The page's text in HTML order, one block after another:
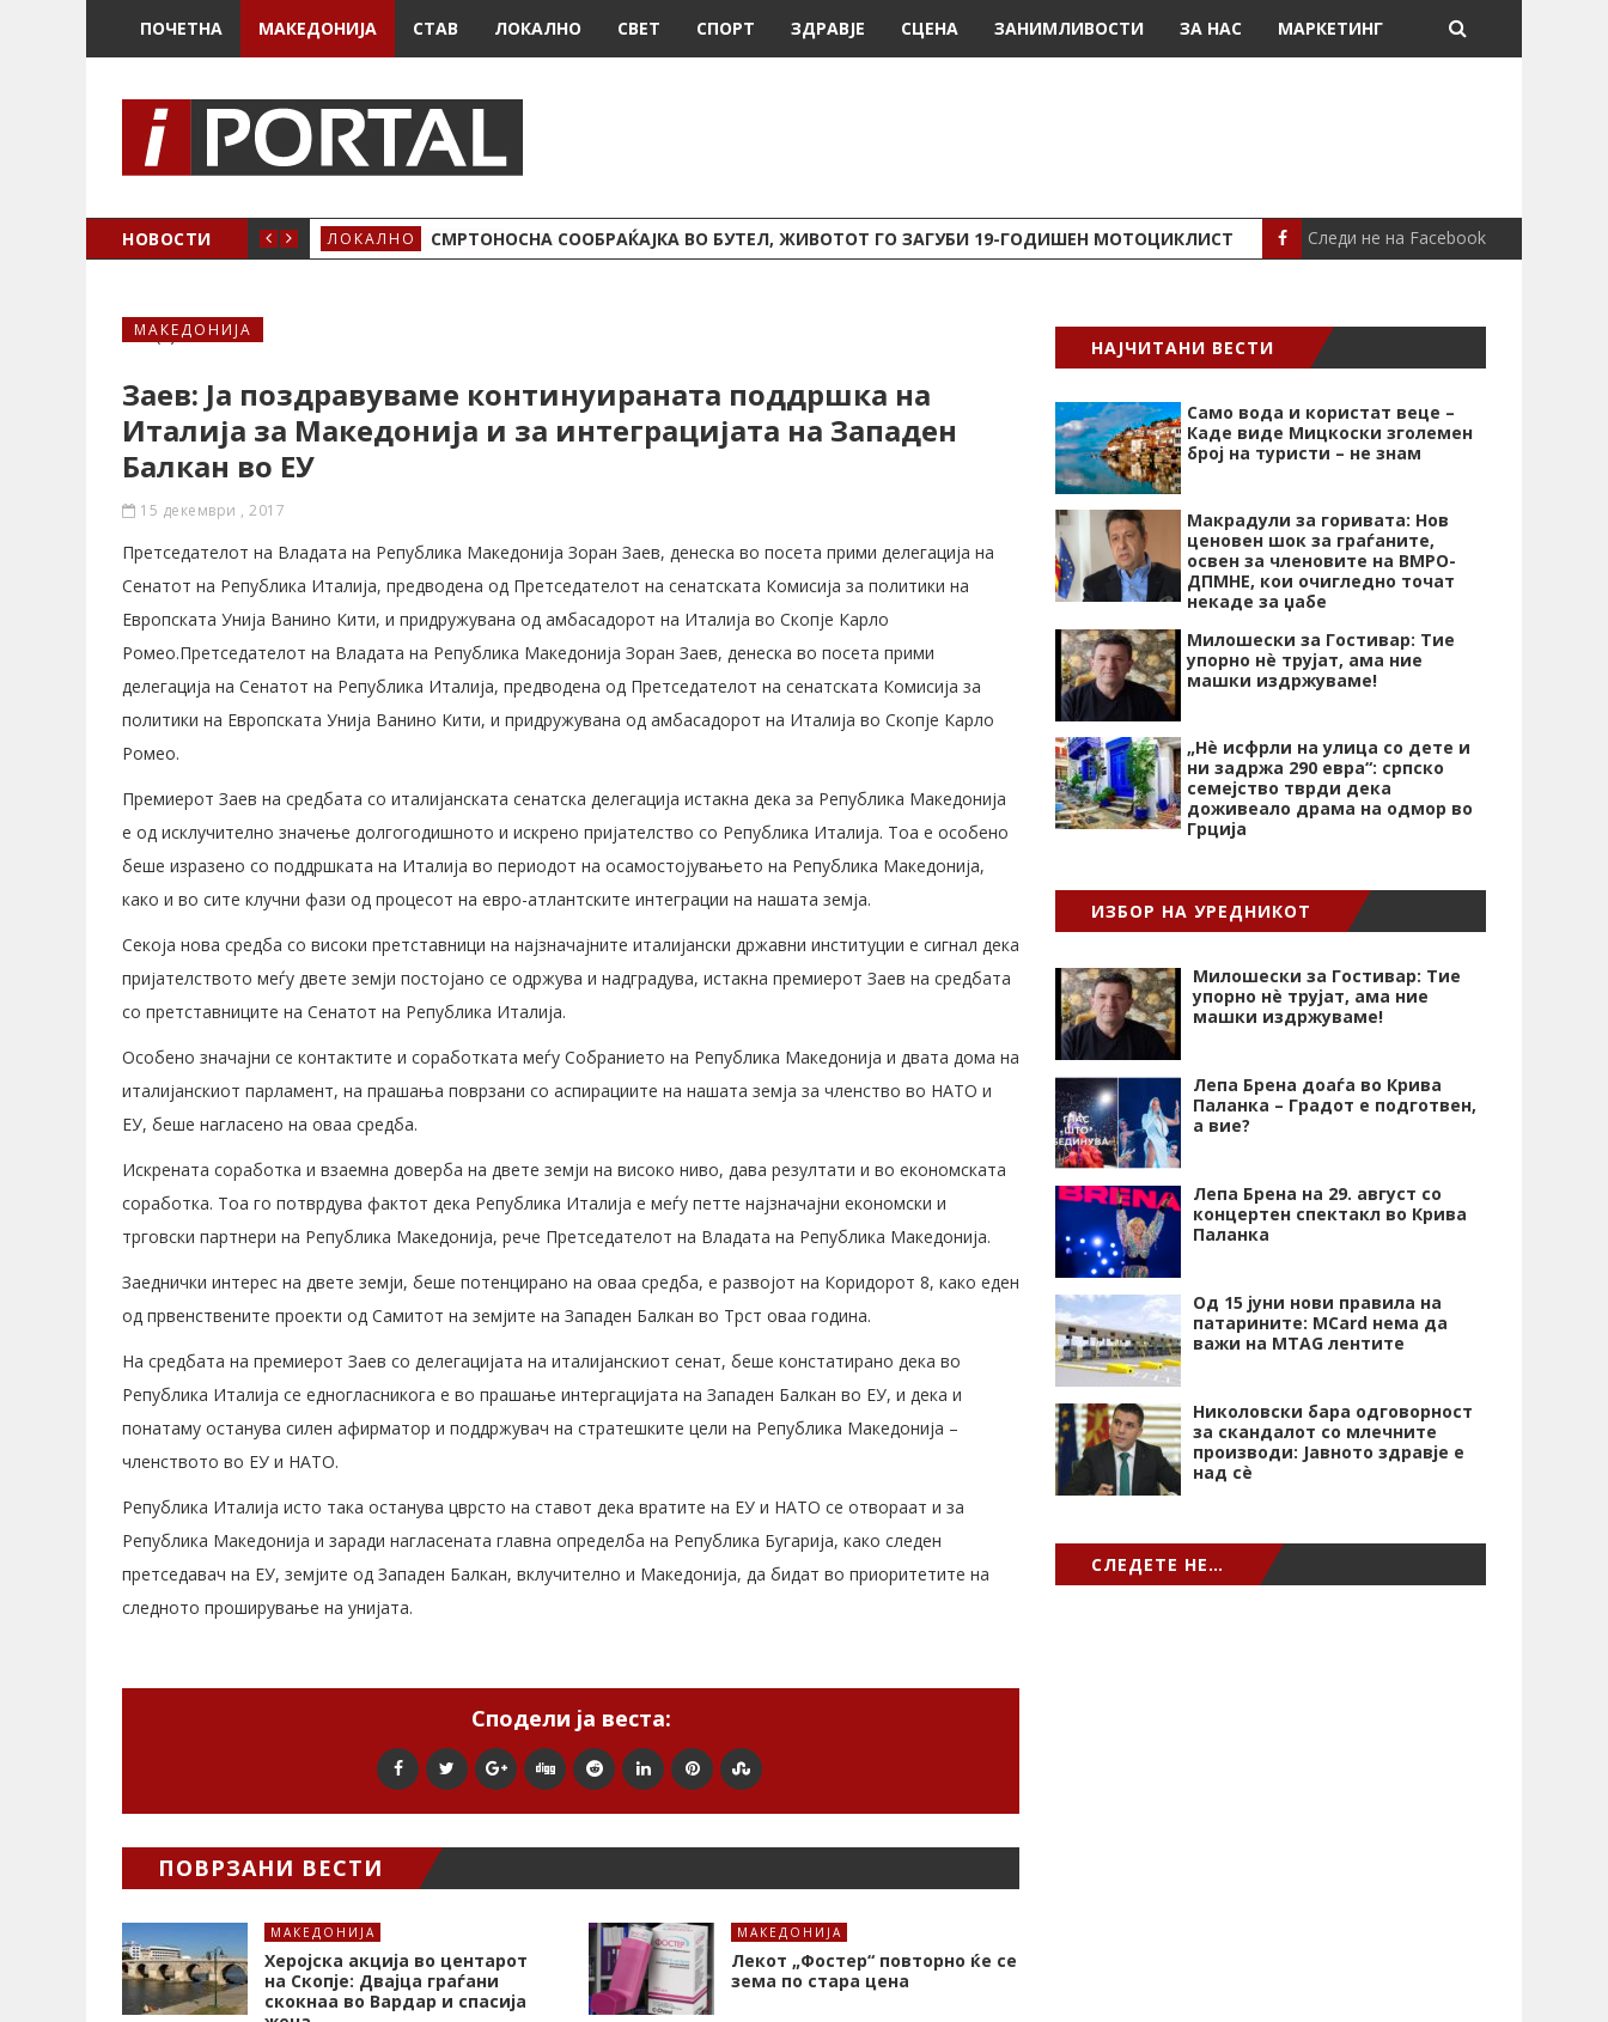
ПОЧЕТНА МАКЕДОНИЈА СТАВ ЛОКАЛНО СВЕТ СПОРТ ЗДРАВЈЕ СЦЕНА ЗАНИМЛИВОСТИ ЗА НАС МАРКЕТИНГ
НОВОСТИ ЛОКАЛНО СМРТОНОСНА СООБРАЌАЈКА ВО БУТЕЛ, ЖИВОТОТ ГО ЗАГУБИ 19-ГОДИШЕН МОТОЦИКЛИСТ СЦЕНА СЕВЕРИНА ВО
Следи не на Facebook
МАКЕДОНИЈА
Заев: Jа поздравуваме континуираната поддршка на
Италија за Македонија и за интеграцијата на Западен
Балкан во ЕУ
15 декември , 2017
Претседателот на Владата на Република Македонија Зоран Заев, денеска во посета прими делегација на
Сенатот на Република Италија, предводена од Претседателот на сенатската Комисија за политики на
Европската Унија Ванино Кити, и придружувана од амбасадорот на Италија во Скопје Карло
Ромео.Претседателот на Владата на Република Македонија Зоран Заев, денеска во посета прими
делегација на Сенатот на Република Италија, предводена од Претседателот на сенатската Комисија за
политики на Европската Унија Ванино Кити, и придружувана од амбасадорот на Италија во Скопје Карло
Ромео.
Премиерот Заев на средбата со италијанската сенатска делегација истакна дека за Република Македонија
е од исклучително значење долгогодишното и искрено пријателство со Република Италија. Тоа е особено
беше изразено со поддршката на Италија во периодот на осамостојувањето на Република Македонија,
како и во сите клучни фази од процесот на евро-атлантските интеграции на нашата земја.
Секоја нова средба со високи претставници на најзначајните италијански државни институции е сигнал дека
пријателството меѓу двете земји постојано се одржува и надградува, истакна премиерот Заев на средбата
со претставниците на Сенатот на Република Италија.
Особено значајни се контактите и соработката меѓу Собранието на Република Македонија и двата дома на
италијанскиот парламент, на прашања поврзани со аспирациите на нашата земја за членство во НАТО и
ЕУ, беше нагласено на оваа средба.
Искрената соработка и взаемна доверба на двете земји на високо ниво, дава резултати и во економската
соработка. Тоа го потврдува фактот дека Република Италија е меѓу петте најзначајни економски и
трговски партнери на Република Македонија, рече Претседателот на Владата на Република Македонија.
Заеднички интерес на двете земји, беше потенцирано на оваа средба, е развојот на Коридорот 8, како еден
од првенствените проекти од Самитот на земјите на Западен Балкан во Трст оваа година.
На средбата на премиерот Заев со делегацијата на италијанскиот сенат, беше констатирано дека во
Република Италија се едногласникога е во прашање интергацијата на Западен Балкан во ЕУ, и дека и
понатаму останува силен афирматор и поддржувач на стратешките цели на Република Македонија –
членството во ЕУ и НАТО.
Република Италија исто така останува цврсто на ставот дека вратите на ЕУ и НАТО се отвораат и за
Република Македонија и заради нагласената главна определба на Република Бугарија, како следен
претседавач на ЕУ, земјите од Западен Балкан, вклучително и Македонија, да бидат во приоритетите на
следното проширување на унијата.
Сподели ја веста:
ПОВРЗАНИ ВЕСТИ
МАКЕДОНИЈА
Херојска акција во центарот
на Скопје: Двајца граѓани
скокнаа во Вардар и спасија
МАКЕДОНИЈА
Лекот „Фостер“ повторно ќе се
зема по стара цена
НАЈЧИТАНИ ВЕСТИ
Само вода и користат веце –
Каде виде Мицкоски зголемен
број на туристи – не знам
Макрадули за горивата: Нов
ценовен шок за граѓаните,
освен за членовите на ВМРО-
ДПМНЕ, кои очигледно точат
некаде за џабе
Милошески за Гостивар: Тие
упорно нѐ трујат, ама ние
машки издржуваме!
„Нѐ исфрли на улица со дете и
ни задржа 290 евра“: српско
семејство тврди дека
доживеало драма на одмор во
Грција
ИЗБОР НА УРЕДНИКОТ
Милошески за Гостивар: Тие
упорно нѐ трујат, ама ние
машки издржуваме!
Лепа Брена доаѓа во Крива
Паланка – Градот е подготвен,
а вие?
Лепа Брена на 29. август со
концертен спектакл во Крива
Паланка
Од 15 јуни нови правила на
патарините: MCard нема да
важи на MTAG лентите
Николовски бара одговорност
за скандалот со млечните
производи: Јавното здравје е
над сѐ
СЛЕДЕТЕ НЕ…